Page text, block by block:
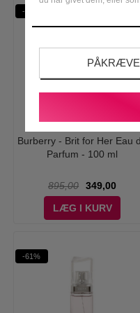
-61%
Burberry - Brit for Her Eau
Parfum - 100 ml
895,00
349,00
LÆG I KURV
-61%